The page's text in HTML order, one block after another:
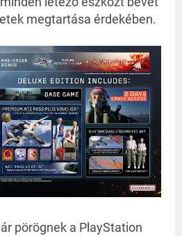
megtartása érdekében.
pörögnek a PlayStation